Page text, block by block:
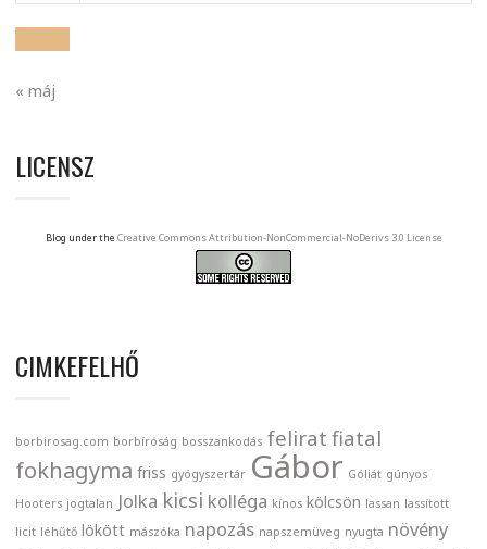
« máj
LICENSZ
Blog under the Creative Commons Attribution-NonCommercial-NoDerivs 3.0 License
CIMKEFELHŐ
borbirosag.com borbíróság bosszankodás felirat fiatal
fokhagyma friss gyógyszertár Gábor Góliát gúnyos
Hooters jogtalan Jolka kicsi kolléga kínos kölcsön lassan lassított
licit léhűtő lökött mászóka napozás napszemüveg nyugta növény